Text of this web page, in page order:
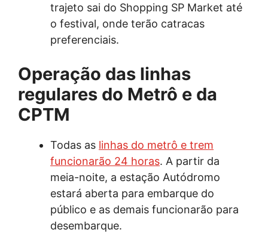
trajeto sai do Shopping SP Market até
o festival, onde terão catracas
preferenciais.
Operação das linhas
regulares do Metrô e da
CPTM
Todas as linhas do metrô e trem
funcionarão 24 horas. A partir da
meia-noite, a estação Autódromo
estará aberta para embarque do
público e as demais funcionarão para
desembarque.